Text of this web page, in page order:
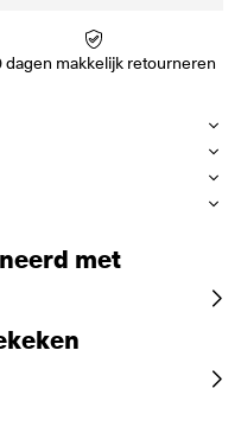
dagen makkelijk retourneren
met